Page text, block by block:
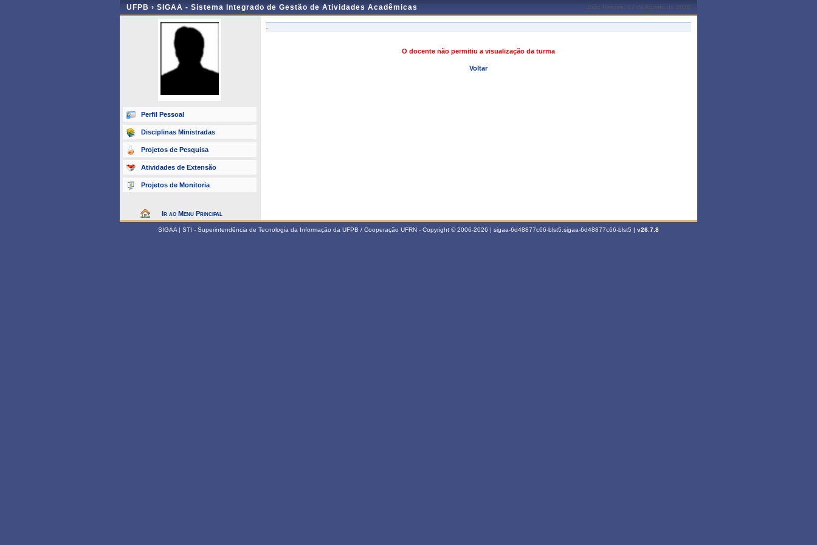
UFPB › SIGAA - Sistema Integrado de Gestão de Atividades Acadêmicas João Pessoa, 07 de Agosto de 2026
Perfil Pessoal
Disciplinas Ministradas
Projetos de Pesquisa
Atividades de Extensão
Projetos de Monitoria
Ir ao Menu Principal
-
O docente não permitiu a visualização da turma
Voltar
SIGAA | STI - Superintendência de Tecnologia da Informação da UFPB / Cooperação UFRN - Copyright © 2006-2026 | sigaa-6d48877c66-blst5.sigaa-6d48877c66-blst5 | v26.7.8